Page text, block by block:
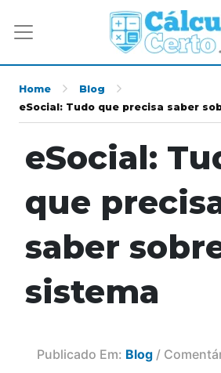
Home
Blog
eSocial: Tudo que precisa saber
eSocial:
que
saber
sistema
Publicado Em: Blog /